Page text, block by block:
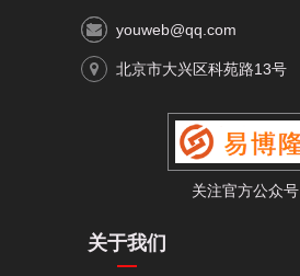
youweb@qq.com
北京市大兴区科苑路13号
关注官方公众号
关于我们